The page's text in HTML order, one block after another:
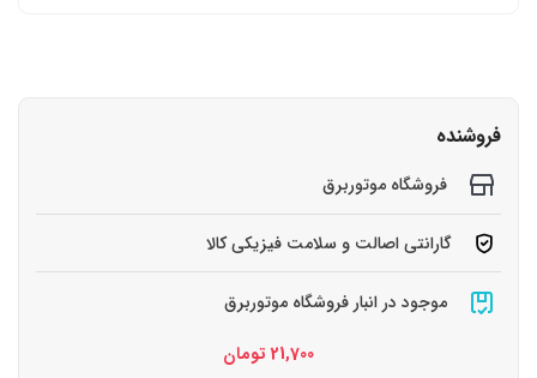
فروشنده
فروشگاه موتوربرق
گارانتی اصالت و سلامت فیزیکی کالا
موجود در انبار فروشگاه موتوربرق
21,700 تومان